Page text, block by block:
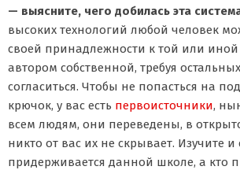
— выясните, чего добилась эта
высоких технологий любой человек
своей принадлежности к той или иной
автором собственной, требуя
согласиться. Чтобы не попасться на
крючок, у вас есть первоисточники,
всем людям, они переведены, в
никто от вас их не скрывает. Изучите и
придерживается данной школе, а кто